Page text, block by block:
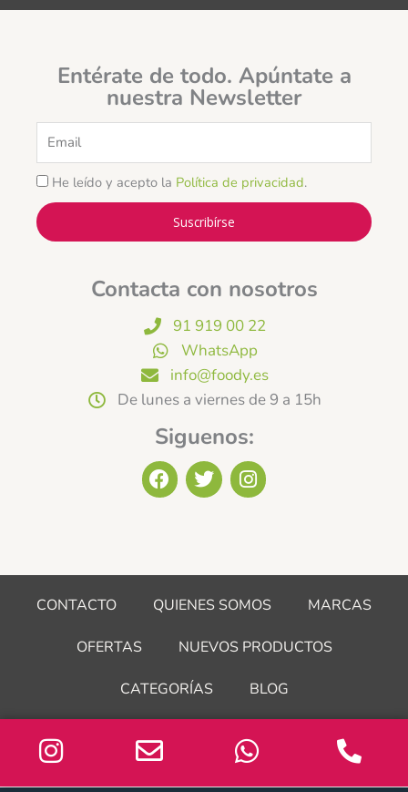
Entérate de todo. Apúntate a
nuestra Newsletter
He leído y acepto la Política de privacidad.
Suscribírse
Contacta con nosotros
91 919 00 22
WhatsApp
info@foody.es
De lunes a viernes de 9 a 15h
Siguenos:
F
a
o
k
T
w
e
I
n
g
a
CONTACTO QUIENES SOMOS MARCAS
OFERTAS NUEVOS PRODUCTOS
CATEGORÍAS BLOG